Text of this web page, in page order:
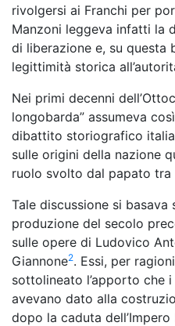
rivolgersi ai Franchi per
Manzoni leggeva infatti la
di liberazione e, su questa
legittimità storica
Nei primi decenni
longobarda” assumeva
dibattito storiografico
sulle origini della nazione
ruolo svolto dal papato tra
Tale discussione si
produzione del secolo
sulle opere di Ludovico
Giannone2. Essi, per
sottolineato l’apporto che
avevano dato alla
dopo la caduta